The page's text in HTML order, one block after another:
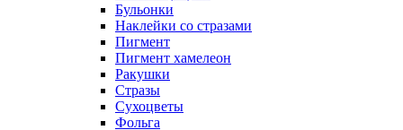
Бульонки
Наклейки со стразами
Пигмент
Пигмент хамелеон
Ракушки
Стразы
Сухоцветы
Фольга